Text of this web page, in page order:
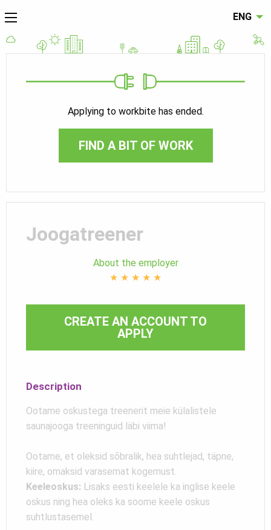
ENG
Applying to workbite has ended.
FIND A BIT OF WORK
Joogatreener
About the employer
★ ★ ★ ★ ★
CREATE AN ACCOUNT TO
APPLY
Description
Ootame oskustega treenerit meie külalistele
saunajooga treeninguid läbi viima!
Ootame, et oleksid sõbralik, hea suhtlejad, täpne,
kiire, omaksid varasemat kogemust.
Keeleoskus: Lisaks eesti keelele ka inglise keele
oskus ning hea oleks ka soome keele oskus
suhtlustasemel.